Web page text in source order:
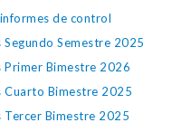
de control
Segundo Semestre 2025
Primer Bimestre 2026
Cuarto Bimestre 2025
Tercer Bimestre 2025